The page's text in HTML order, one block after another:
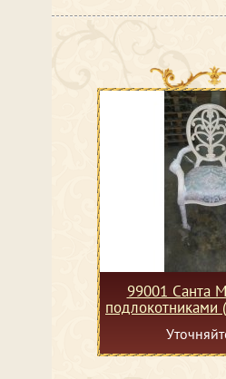
99001 Санта
подлокотниками